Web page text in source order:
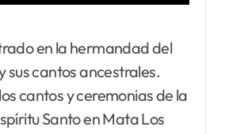
en la hermandad del
sus cantos ancestrales.
cantos y ceremonias de la
Santo en Mata Los